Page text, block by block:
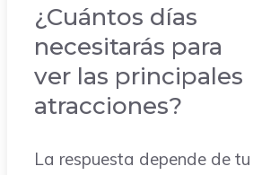
¿Cuántos días
necesitarás para
ver las principales
atracciones?
La respuesta depende de tu